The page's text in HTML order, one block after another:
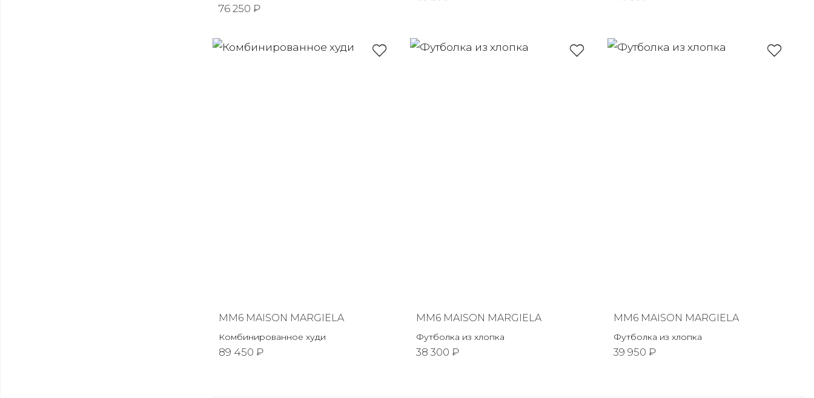
76 250 ₽
MM6 MAISON MARGIELA
Комбинированное худи
89 450 ₽
MM6 MAISON MARGIELA
Футболка из хлопка
38 300 ₽
MM6 MAISON MARGIELA
Футболка из хлопка
39 950 ₽